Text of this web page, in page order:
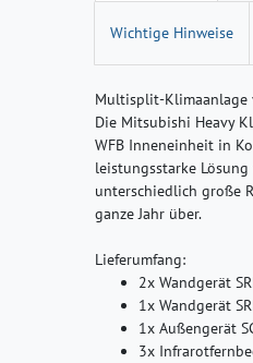
Wichtige Hinweise
Multisplit-Klimaanlage
Die Mitsubishi Heavy
WFB Inneneinheit in
leistungsstarke
unterschiedlich große
ganze Jahr über.
Lieferumfang:
2x Wandgerät
1x Wandgerät
1x Außengerät
3x